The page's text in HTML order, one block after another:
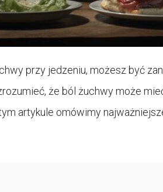
przy jedzeniu, możesz być
że ból żuchwy może
artykule omówimy